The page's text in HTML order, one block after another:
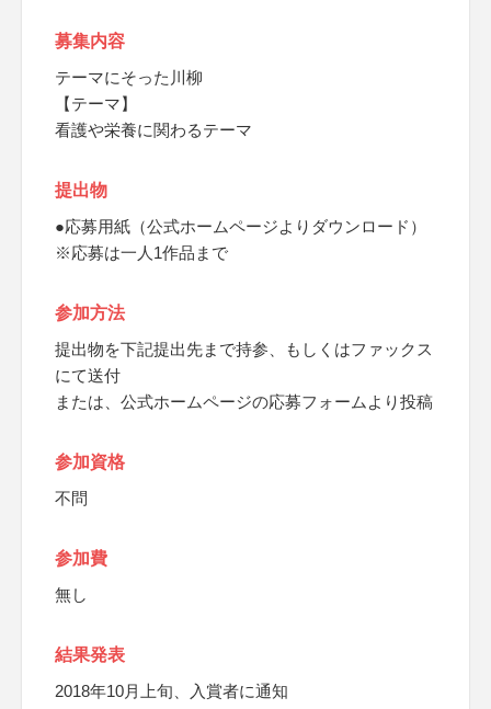
募集内容
テーマにそった川柳
【テーマ】
看護や栄養に関わるテーマ
提出物
●応募用紙（公式ホームページよりダウンロード）
※応募は一人1作品まで
参加方法
提出物を下記提出先まで持参、もしくはファックス
にて送付
または、公式ホームページの応募フォームより投稿
参加資格
不問
参加費
無し
結果発表
2018年10月上旬、入賞者に通知